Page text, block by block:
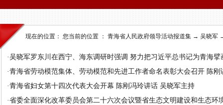
现在的位置： 您当前的位置 ： 青海省人民政府领导活动报道集 → 吴晓军
·吴晓军罗东川在西宁、海东调研时强调 努力把习近平总书记为青海擘
·青海省劳动模范集体、劳动模范和先进工作者命名表彰大会召开 陈刚
·青海省妇女第十四次代表大会开幕 陈刚冯玲讲话 吴晓军主持
·省委全面深化改革委员会第二十六次会议暨省生态文明建设和生态环